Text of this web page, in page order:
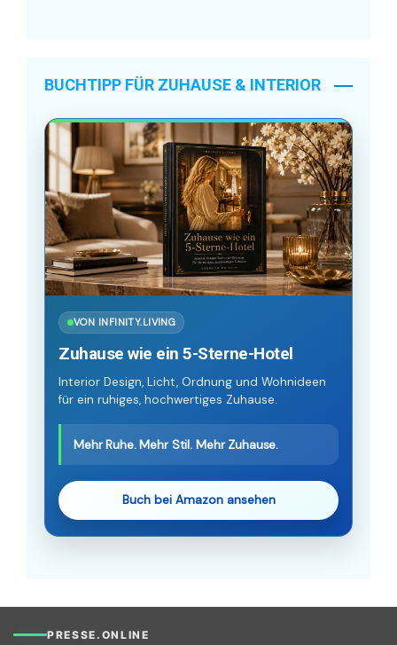
BUCHTIPP FÜR ZUHAUSE & INTERIOR
VON INFINITY.LIVING
Zuhause wie ein 5-Sterne-Hotel
Interior Design, Licht, Ordnung und Wohnideen
für ein ruhiges, hochwertiges Zuhause.
Mehr Ruhe. Mehr Stil. Mehr Zuhause.
Buch bei Amazon ansehen
PRESSE.ONLINE